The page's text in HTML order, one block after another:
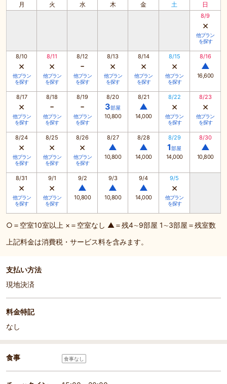
月 火 水 木 金 土 日
8/9
×
他プラン
を探す
8/10
×
他プラン
を探す
8/11
×
他プラン
を探す
8/12
-
他プラン
を探す
8/13
×
他プラン
を探す
8/14
×
他プラン
を探す
8/15
×
他プラン
を探す
8/16
▲
16,600
8/17
×
他プラン
を探す
8/18
-
他プラン
を探す
8/19
-
他プラン
を探す
8/20
3部屋
10,800
8/21
▲
14,000
8/22
×
他プラン
を探す
8/23
×
他プラン
を探す
8/24
×
他プラン
を探す
8/25
×
他プラン
を探す
8/26
×
他プラン
を探す
8/27
▲
10,800
8/28
▲
14,000
8/29
1部屋
14,000
8/30
▲
10,800
8/31
×
他プラン
を探す
9/1
×
他プラン
を探す
9/2
▲
10,800
9/3
▲
10,800
9/4
▲
14,000
9/5
×
他プラン
を探す
○＝空室10室以上 ×＝空室なし ▲＝残4∼9部屋 1∼3部屋＝残室数
上記料金は消費税・サービス料を含みます。
支払い方法
現地決済
料金特記
なし
食事 食事なし